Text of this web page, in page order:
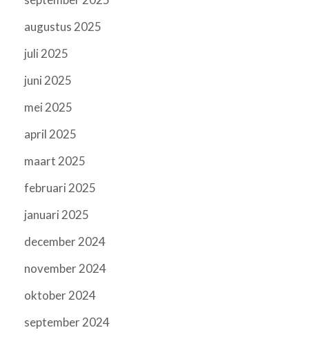
augustus 2025
juli 2025
juni 2025
mei 2025
april 2025
maart 2025
februari 2025
januari 2025
december 2024
november 2024
oktober 2024
september 2024